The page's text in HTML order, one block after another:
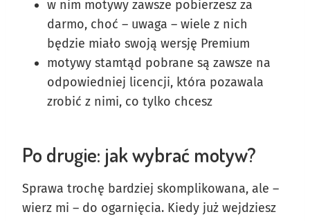
w nim motywy zawsze pobierzesz za
darmo, choć – uwaga – wiele z nich
będzie miało swoją wersję Premium
motywy stamtąd pobrane są zawsze na
odpowiedniej licencji, która pozawala
zrobić z nimi, co tylko chcesz
Po drugie: jak wybrać motyw?
Sprawa trochę bardziej skomplikowana, ale –
wierz mi – do ogarnięcia. Kiedy już wejdziesz